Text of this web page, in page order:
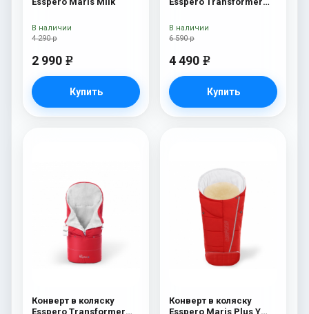
4 290 р
2 990 e
Купить
В наличии
100% шерсть) Navy
6 590 р
4 490 e
Купить
В наличии
Конверт в коляску
Esspero Transformer
Конверт в коляску
Esspero Maris Plus Y